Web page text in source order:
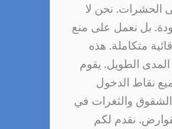
الحشرات. نحن لا
بل نعمل على منع
متكاملة. هذه
الطويل. يقوم
نقاط الدخول
والثغرات في
نقدم لكم